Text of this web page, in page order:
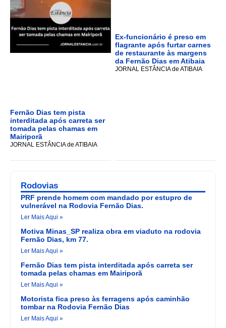
Fernão Dias tem pista
interditada após carreta ser
tomada pelas chamas em
Mairiporã
JORNAL ESTÂNCIA de ATIBAIA
Ex-funcionário é preso em
flagrante após furtar carnes
de restaurante às margens
da Fernão Dias em Atibaia
JORNAL ESTÂNCIA de ATIBAIA
Rodovias
PRF prende homem com mandado por estupro de
vulnerável na Rodovia Fernão Dias.
Ler Mais Aqui »
Motiva Minas_SP realiza obra em viaduto na rodovia
Fernão Dias, km 77.
Ler Mais Aqui »
Fernão Dias tem pista interditada após carreta ser
tomada pelas chamas em Mairiporã
Ler Mais Aqui »
Motorista fica preso às ferragens após caminhão
tombar na Rodovia Fernão Dias
Ler Mais Aqui »